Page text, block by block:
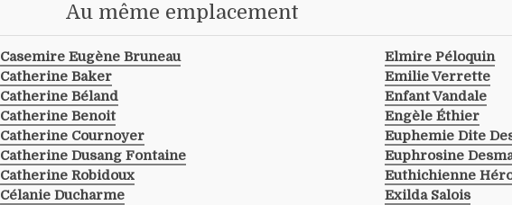
Au même emplacement
Casemire Eugène Bruneau
Catherine Baker
Catherine Béland
Catherine Benoit
Catherine Cournoyer
Catherine Dusang Fontaine
Catherine Robidoux
Célanie Ducharme
Elmire Péloquin
Emilie Verrette
Enfant Vandale
Engèle Éthier
Euphemie Dite
Euphrosine
Euthichienne
Exilda Salois